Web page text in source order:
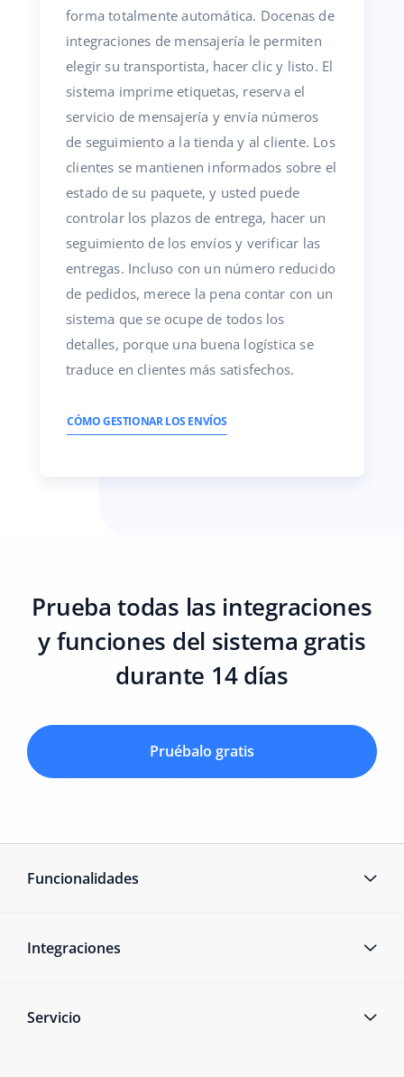
forma totalmente automática. Docenas de
integraciones de mensajería le permiten
elegir su transportista, hacer clic y listo. El
sistema imprime etiquetas, reserva el
servicio de mensajería y envía números
de seguimiento a la tienda y al cliente. Los
clientes se mantienen informados sobre el
estado de su paquete, y usted puede
controlar los plazos de entrega, hacer un
seguimiento de los envíos y verificar las
entregas. Incluso con un número reducido
de pedidos, merece la pena contar con un
sistema que se ocupe de todos los
detalles, porque una buena logística se
traduce en clientes más satisfechos.
CÓMO GESTIONAR LOS ENVÍOS
Prueba todas las integraciones
y funciones del sistema gratis
durante 14 días
Pruébalo gratis
Funcionalidades
Integraciones
Servicio